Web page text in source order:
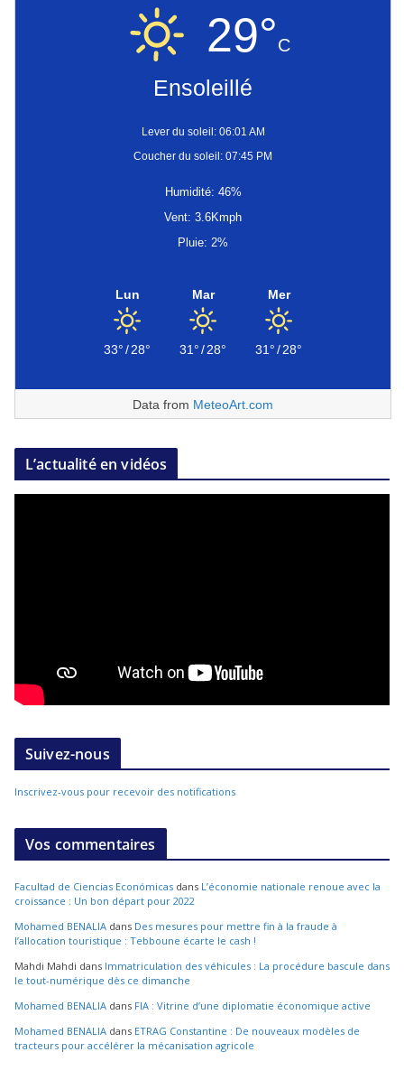
29°C
Ensoleillé
Lever du soleil: 06:01 AM
Coucher du soleil: 07:45 PM
Humidité: 46%
Vent: 3.6Kmph
Pluie: 2%
Lun
33°/28°
Mar
31°/28°
Mer
31°/28°
Data from MeteoArt.com
L’actualité en vidéos
Suivez-nous
Inscrivez-vous pour recevoir des notifications
Vos commentaires
Facultad de Ciencias Económicas dans L’économie nationale renoue avec la
croissance : Un bon départ pour 2022
Mohamed BENALIA dans Des mesures pour mettre fin à la fraude à
l’allocation touristique : Tebboune écarte le cash !
Mahdi Mahdi dans Immatriculation des véhicules : La procédure bascule dans
le tout-numérique dès ce dimanche
Mohamed BENALIA dans FIA : Vitrine d’une diplomatie économique active
Mohamed BENALIA dans ETRAG Constantine : De nouveaux modèles de
tracteurs pour accélérer la mécanisation agricole